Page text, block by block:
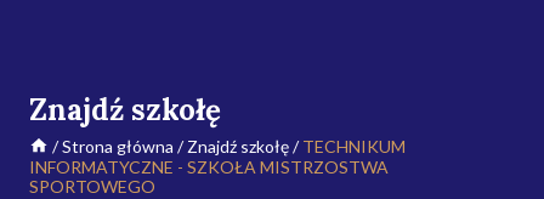
Znajdź szkołę
/Strona główna /Znajdź szkołę/TECHNIKUM
INFORMATYCZNE - SZKOŁA MISTRZOSTWA
SPORTOWEGO